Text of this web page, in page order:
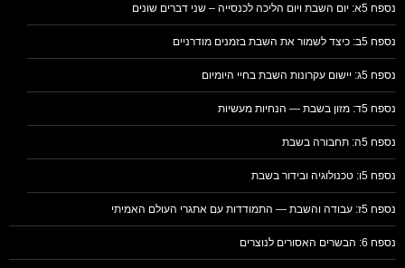
נספח 5א: יום השבת ויום הליכה לכנסייה – שני דברים שונים
נספח 5ב: כיצד לשמור את השבת בזמנים מודרניים
נספח 5ג: יישום עקרונות השבת בחיי היומיום
נספח 5ד: מזון בשבת — הנחיות מעשיות
נספח 5ה: תחבורה בשבת
נספח 5ו: טכנולוגיה ובידור בשבת
נספח 5ז: עבודה והשבת — התמודדות עם אתגרי העולם האמיתי
נספח 6: הבשרים האסורים לנוצרים